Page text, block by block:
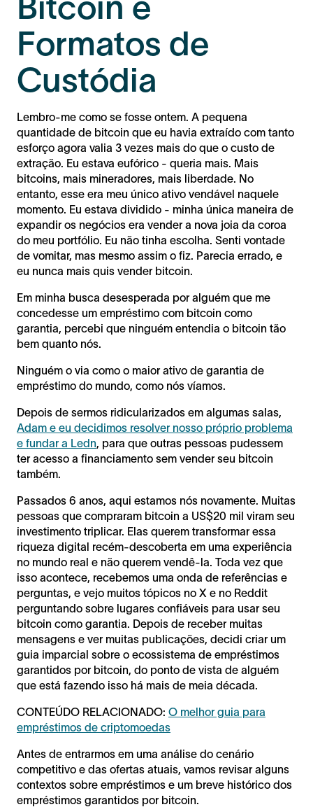
Formatos de
Custódia
Lembro-me como se fosse ontem. A pequena
quantidade de bitcoin que eu havia extraído com tanto
esforço agora valia 3 vezes mais do que o custo de
extração. Eu estava eufórico - queria mais. Mais
bitcoins, mais mineradores, mais liberdade. No
entanto, esse era meu único ativo vendável naquele
momento. Eu estava dividido - minha única maneira de
expandir os negócios era vender a nova joia da coroa
do meu portfólio. Eu não tinha escolha. Senti vontade
de vomitar, mas mesmo assim o fiz. Parecia errado, e
eu nunca mais quis vender bitcoin.
Em minha busca desesperada por alguém que me
concedesse um empréstimo com bitcoin como
garantia, percebi que ninguém entendia o bitcoin tão
bem quanto nós.
Ninguém o via como o maior ativo de garantia de
empréstimo do mundo, como nós víamos.
Depois de sermos ridicularizados em algumas salas,
Adam e eu decidimos resolver nosso próprio problema
e fundar a Ledn , para que outras pessoas pudessem
ter acesso a financiamento sem vender seu bitcoin
também.
Passados 6 anos, aqui estamos nós novamente. Muitas
pessoas que compraram bitcoin a US$20 mil viram seu
investimento triplicar. Elas querem transformar essa
riqueza digital recém-descoberta em uma experiência
no mundo real e não querem vendê-la. Toda vez que
isso acontece, recebemos uma onda de referências e
perguntas, e vejo muitos tópicos no X e no Reddit
perguntando sobre lugares confiáveis para usar seu
bitcoin como garantia. Depois de receber muitas
mensagens e ver muitas publicações, decidi criar um
guia imparcial sobre o ecossistema de empréstimos
garantidos por bitcoin, do ponto de vista de alguém
que está fazendo isso há mais de meia década.
CONTEÚDO RELACIONADO: O melhor guia para
empréstimos de criptomoedas
Antes de entrarmos em uma análise do cenário
competitivo e das ofertas atuais, vamos revisar alguns
contextos sobre empréstimos e um breve histórico dos
empréstimos garantidos por bitcoin.